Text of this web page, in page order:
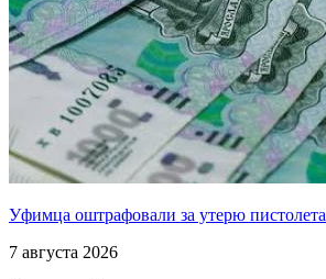
Уфимца оштрафовали за утерю
7 августа 2026